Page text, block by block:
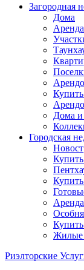
Загородная
Дома
Аренда
Дома и
Городская
Купить
Жилые
Риэлторские